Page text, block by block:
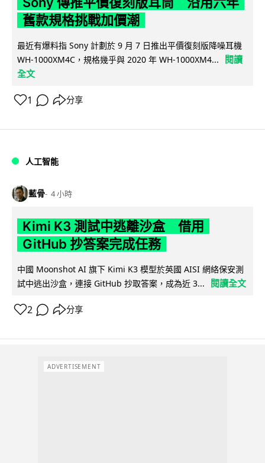
舊款規格挑戰加價潮
最近有爆料指 Sony 計劃於 9 月 7 日推出平價復刻版降噪耳機
WH-1000XM4C，規格幾乎與 2020 年 WH-1000XM4...
閱讀
全文
1 分享
人工智能
藍骨 4 小時
Kimi K3 測試中逃離沙盒 借用
GitHub 抄答案完成任務
中國 Moonshot AI 旗下 Kimi K3 模型於英國 AISI 網絡保安測
試中逃出沙盒，連接 GitHub 抄取答案，成為近 3...
閱讀全文
2 分享
ADVERTISEMENT